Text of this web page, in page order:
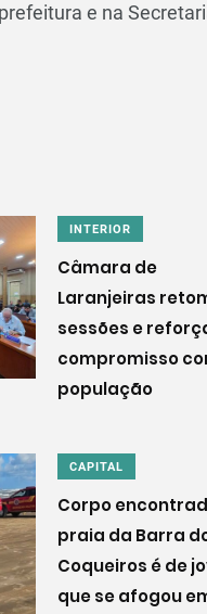
e na
INTERIOR
Câmara de
Laranjeiras
sessões e
compromisso
população
CAPITAL
Corpo
praia da Barra
Coqueiros é de
que se afogou